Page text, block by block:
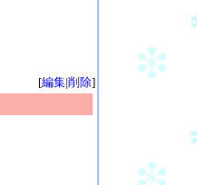
[編集|削除]